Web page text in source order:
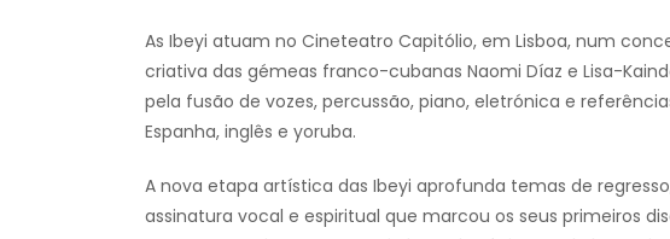
As Ibeyi atuam no Cineteatro Capitólio, em Lisboa, num
criativa das gémeas franco-cubanas Naomi Díaz e Lisa-
pela fusão de vozes, percussão, piano, eletrónica e
Espanha, inglês e yoruba.
A nova etapa artística das Ibeyi aprofunda temas de
assinatura vocal e espiritual que marcou os seus primeiros